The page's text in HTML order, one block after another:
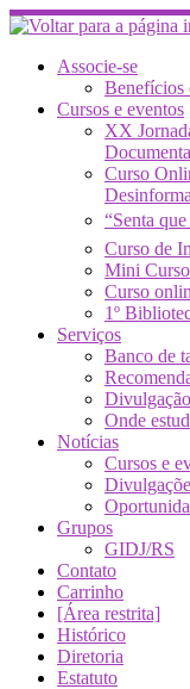
Skip
to
contentAssocie-se
Benefícios
Cursos e eventos
XX
Curso
“Senta
Curso de
Mini
Curso
1º
Serviços
Banco de
Onde
Notícias
Cursos e
Grupos
GIDJ/RS
Contato
Carrinho
[Área restrita]
Histórico
Diretoria
Estatuto